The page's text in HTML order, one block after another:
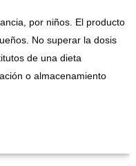
por niños. El producto
No superar la dosis
de una dieta
o almacenamiento